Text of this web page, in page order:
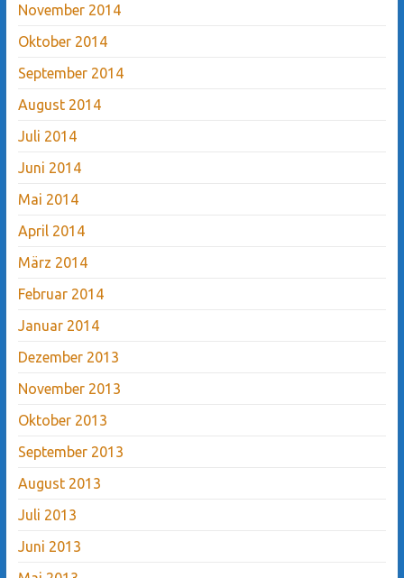
November 2014
Oktober 2014
September 2014
August 2014
Juli 2014
Juni 2014
Mai 2014
April 2014
März 2014
Februar 2014
Januar 2014
Dezember 2013
November 2013
Oktober 2013
September 2013
August 2013
Juli 2013
Juni 2013